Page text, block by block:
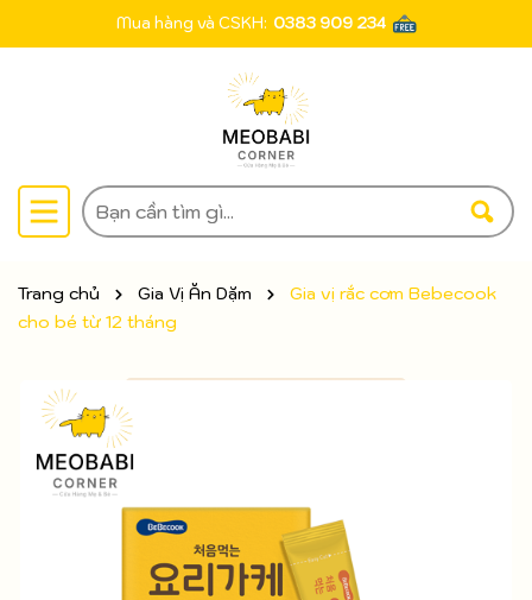
Mua hàng và CSKH: 0383 909 234
Trang chủ Gia Vị Ăn Dặm
Gia vị rắc cơm Bebecook
cho bé từ 12 tháng